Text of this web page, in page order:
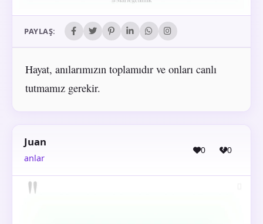
PAYLAŞ:
Hayat, anılarımızın toplamıdır ve onları canlı
tutmamız gerekir.
Juan
anlar
0 0